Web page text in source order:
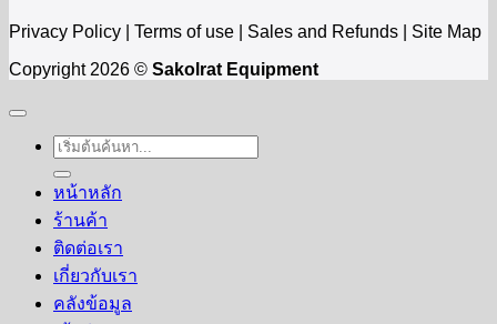
Privacy Policy | Terms of use | Sales and Refunds | Site Map
Copyright 2026 © Sakolrat Equipment
ค้นหา:
หน้าหลัก
ร้านค้า
ติดต่อเรา
เกี่ยวกับเรา
คลังข้อมูล